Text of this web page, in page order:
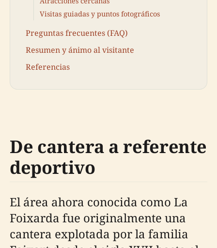
Visitas guiadas y puntos fotográficos
Preguntas frecuentes (FAQ)
Resumen y ánimo al visitante
Referencias
De cantera a referente
deportivo
El área ahora conocida como La
Foixarda fue originalmente una
cantera explotada por la familia